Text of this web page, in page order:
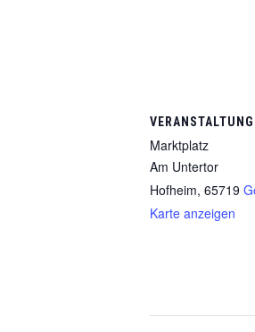
Marktplatz
Am Untertor
Hofheim, 65719
Karte anzeigen